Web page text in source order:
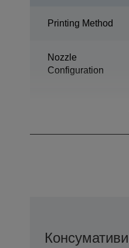
Printing Method
Nozzle
Configuration
Консумативи